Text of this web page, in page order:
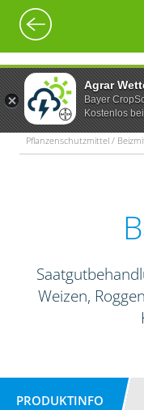
Agrar
Bayer
Kostenlos
Pflanzenschutzmittel /
Weizen,
PRODUKTINFO